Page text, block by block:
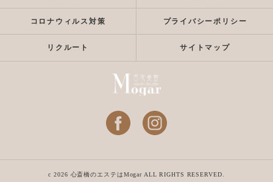
コロナウィルス対策 プライバシーポリシー
リクルート サイトマップ
c 2026 心斎橋のエステはMogar ALL RIGHTS RESERVED.